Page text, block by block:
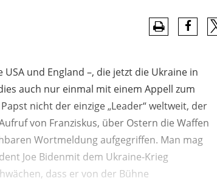
und England –, die jetzt die Ukraine in
auch nur einmal mit einem Appell zum
nicht der einzige „Leader“ weltweit, der
von Franziskus, über Ostern die Waffen
Wortmeldung aufgegriffen. Man mag
Joe Bidenmit dem Ukraine-Krieg
dass er von der Bühne